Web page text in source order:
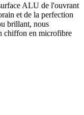
ALU de l'ouvrant
et de la perfection
brillant, nous
chiffon en microfibre